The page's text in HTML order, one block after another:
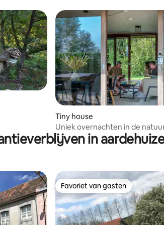
Tiny house
Uniek overnachten in de
in
Favoriet van gasten
Favoriet van gasten